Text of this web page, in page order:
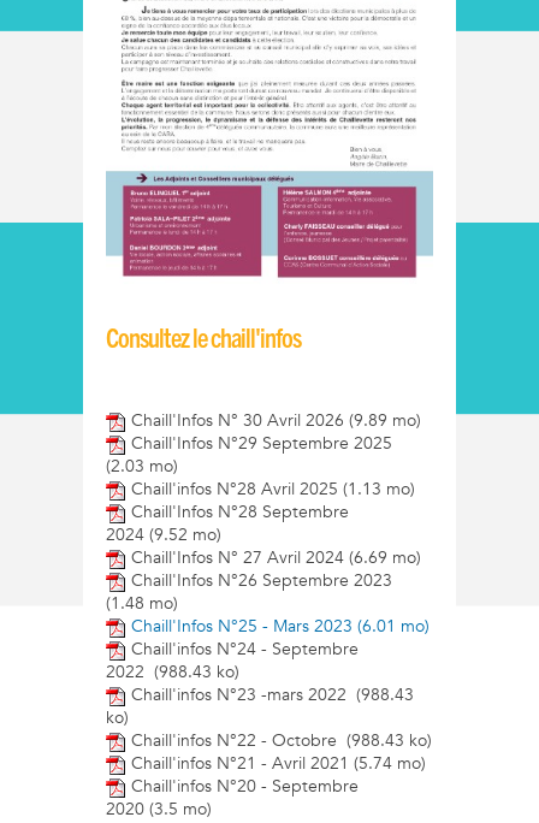
Consultez le chaill'infos
Chaill'Infos N° 30 Avril 2026 (9.89 mo)
Chaill'Infos N°29 Septembre 2025
(2.03 mo)
Chaill'infos N°28 Avril 2025 (1.13 mo)
Chaill'Infos N°28 Septembre
2024 (9.52 mo)
Chaill'Infos N° 27 Avril 2024 (6.69 mo)
Chaill'Infos N°26 Septembre 2023
(1.48 mo)
Chaill'Infos N°25 - Mars 2023 (6.01 mo)
Chaill'infos N°24 - Septembre
2022 (988.43 ko)
Chaill'infos N°23 -mars 2022 (988.43
ko)
Chaill'infos N°22 - Octobre (988.43 ko)
Chaill'infos N°21 - Avril 2021 (5.74 mo)
Chaill'infos N°20 - Septembre
2020 (3.5 mo)